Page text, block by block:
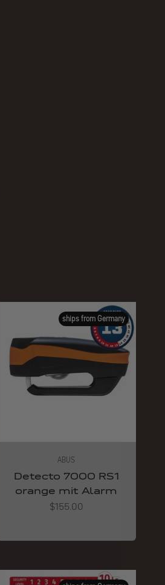
ships from Germany
ABUS
Detecto 7000 RS1
orange mit Alarm
Angebot
$155.00